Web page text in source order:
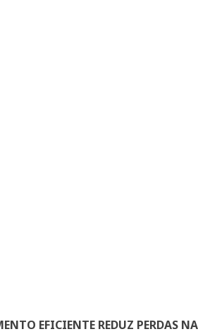
EFICIENTE REDUZ PERDAS